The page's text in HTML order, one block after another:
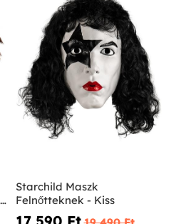
Starchild Maszk
Felnőtteknek - Kiss